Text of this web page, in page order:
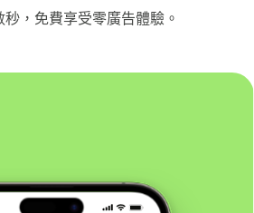
，免費享受零廣告體驗。